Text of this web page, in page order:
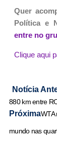
Quer
Política e
entre no
Clique aqui
Notícia
880 km entre
PróximaWTA
mundo nas